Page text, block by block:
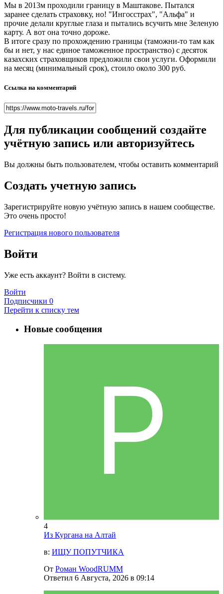
Мы в 2013м проходили границу в Маштакове. Пытался
заранее сделать страховку, но! "Ингосстрах", "Альфа" и
прочие делали круглые глаза и пытались всучить мне Зеленую
карту. А вот она точно дороже.
В итоге сразу по прохождению границы (таможни-то там как
бы и нет, у нас единое таможенное пространство) с десяток
казахских страховщиков предложили свои услуги. Оформили
на месяц (минимальный срок), стоило около 300 руб.
Ссылка на комментарий
Для публикации сообщений создайте
учётную запись или авторизуйтесь
Вы должны быть пользователем, чтобы оставить комментарий
Создать учетную запись
Зарегистрируйте новую учётную запись в нашем сообществе.
Это очень просто!
Регистрация нового пользователя
Войти
Уже есть аккаунт? Войти в систему.
Войти
Подписчики 0
Перейти к списку тем
Новые сообщения
4
Из Кургана на Алтай
в: ИЩУ ПОПУТЧИКА
От Роман WoodRUMM
Ответил 6 Августа, 2026 в 09:14